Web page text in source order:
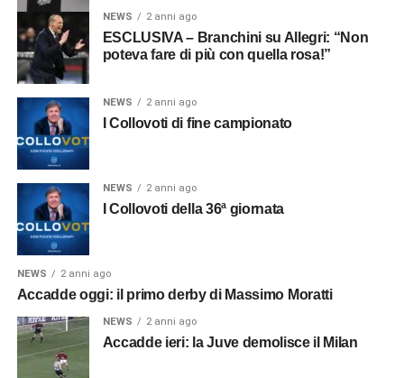
NEWS 2 anni ago
ESCLUSIVA – Branchini su Allegri: “Non
poteva fare di più con quella rosa!”
NEWS 2 anni ago
I Collovoti di fine campionato
NEWS 2 anni ago
I Collovoti della 36ª giornata
NEWS 2 anni ago
Accadde oggi: il primo derby di Massimo Moratti
NEWS 2 anni ago
Accadde ieri: la Juve demolisce il Milan